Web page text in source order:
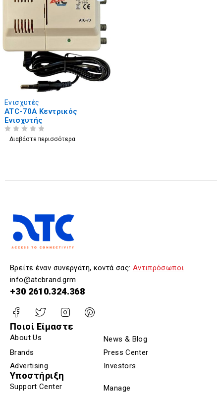
Ενισχυτές
ATC-70A Κεντρικός
Ενισχυτής
Διαβάστε περισσότερα
Βρείτε έναν συνεργάτη, κοντά σας: Αντιπρόσωποι
info@atcbrand.grm
+30 2610.324.368
Ποιοί Είμαστε
About Us
News & Blog
Brands
Press Center
Advertising
Investors
Υποστήριξη
Support Center
Manage